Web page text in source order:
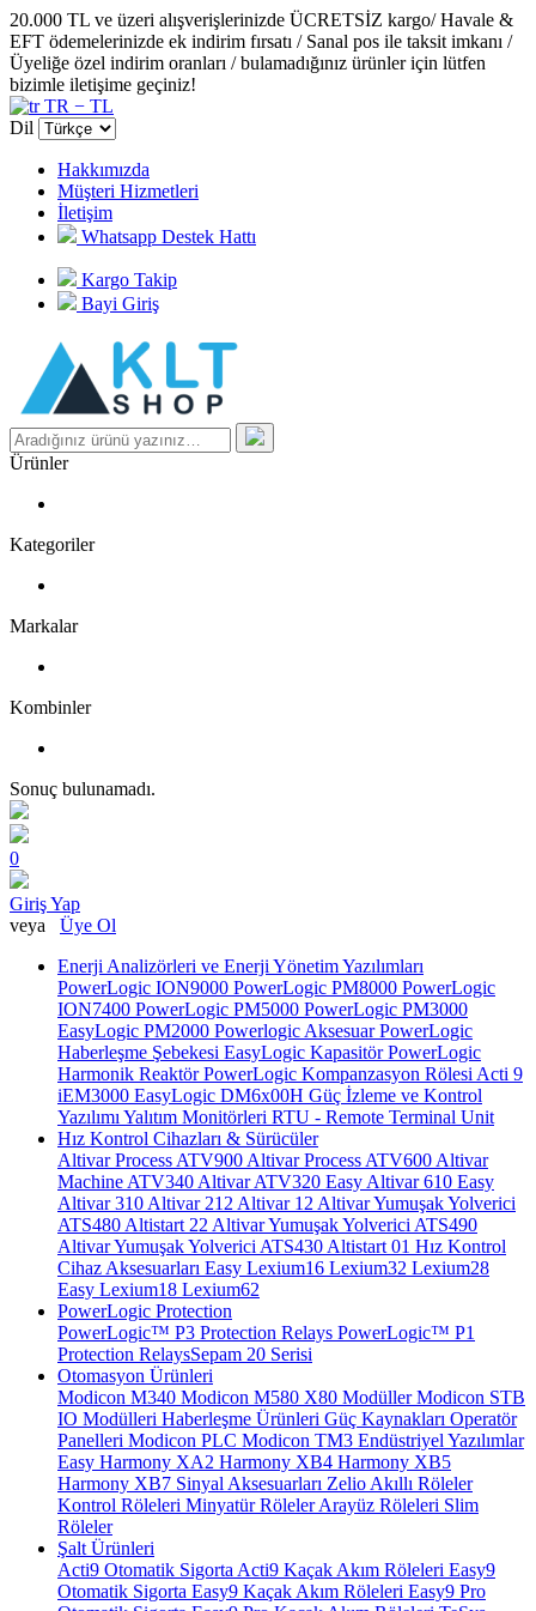
20.000 TL ve üzeri alışverişlerinizde ÜCRETSİZ kargo/ Havale &
EFT ödemelerinizde ek indirim fırsatı / Sanal pos ile taksit imkanı /
Üyeliğe özel indirim oranları / bulamadığınız ürünler için lütfen
bizimle iletişime geçiniz!
TR − TL
Dil
Hakkımızda
Müşteri Hizmetleri
İletişim
Whatsapp Destek Hattı
Kargo Takip
Bayi Giriş
Ürünler
Kategoriler
Markalar
Kombinler
Sonuç bulunamadı.
0
Giriş Yap
veya Üye Ol
Enerji Analizörleri ve Enerji Yönetim Yazılımları
PowerLogic ION9000 PowerLogic PM8000 PowerLogic
ION7400 PowerLogic PM5000 PowerLogic PM3000
EasyLogic PM2000 Powerlogic AksesuarPowerLogic
Haberleşme Şebekesi EasyLogic KapasitörPowerLogic
Harmonik ReaktörPowerLogic Kompanzasyon Rölesi Acti 9
iEM3000 EasyLogic DM6x00H Güç İzleme ve Kontrol
Yazılımı Yalıtım Monitörleri RTU - Remote Terminal Unit
Hız Kontrol Cihazları & Sürücüler
Altivar Process ATV900 Altivar Process ATV600 Altivar
Machine ATV340 Altivar ATV320 Easy Altivar 610 Easy
Altivar 310 Altivar 212 Altivar 12 Altivar Yumuşak Yolverici
ATS480 Altistart 22 Altivar Yumuşak Yolverici ATS490
Altivar Yumuşak Yolverici ATS430 Altistart 01 Hız Kontrol
Cihaz Aksesuarları Easy Lexium16 Lexium32 Lexium28
Easy Lexium18 Lexium62
PowerLogic Protection
PowerLogic™ P3 Protection Relays PowerLogic™ P1
Protection Relays​Sepam 20 Serisi
Otomasyon Ürünleri
Modicon M340 Modicon M580 X80 ModüllerModicon STB
IO Modülleri Haberleşme Ürünleri Güç Kaynakları Operatör
Panelleri Modicon PLC Modicon TM3 Endüstriyel Yazılımlar
Easy Harmony XA2 Harmony XB4 Harmony XB5
Harmony XB7 Sinyal Aksesuarları Zelio Akıllı Röleler
Kontrol Röleleri Minyatür RölelerArayüz Röleleri Slim
Röleler
Şalt Ürünleri
Acti9 Otomatik Sigorta Acti9 Kaçak Akım Röleleri Easy9
Otomatik Sigorta Easy9 Kaçak Akım Röleleri Easy9 Pro